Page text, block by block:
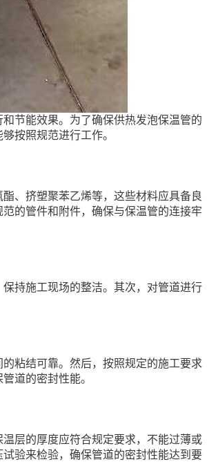
节能效果。为了确保供热发泡保温管的
按照规范进行工作。
、挤塑聚苯乙烯等，这些材料应具备良
的管件和附件，确保与保温管的连接牢
持施工现场的整洁。其次，对管道进行
粘结可靠。然后，按照规定的施工要求
道的密封性能。
层的厚度应符合规定要求，不能过薄或
验来检验，确保管道的密封性能达到要